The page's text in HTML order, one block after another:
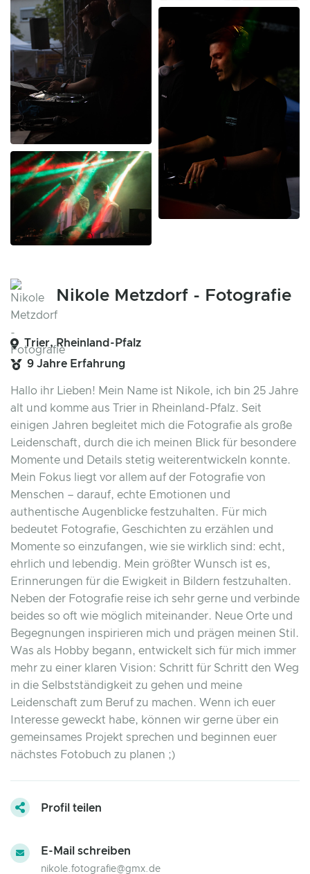
Nikole Metzdorf - Fotografie
Trier, Rheinland-Pfalz
9 Jahre Erfahrung
Hallo ihr Lieben! Mein Name ist Nikole, ich bin 25 Jahre
alt und komme aus Trier in Rheinland-Pfalz. Seit
einigen Jahren begleitet mich die Fotografie als große
Leidenschaft, durch die ich meinen Blick für besondere
Momente und Details stetig weiterentwickeln konnte.
Mein Fokus liegt vor allem auf der Fotografie von
Menschen – darauf, echte Emotionen und
authentische Augenblicke festzuhalten. Für mich
bedeutet Fotografie, Geschichten zu erzählen und
Momente so einzufangen, wie sie wirklich sind: echt,
ehrlich und lebendig. Mein größter Wunsch ist es,
Erinnerungen für die Ewigkeit in Bildern festzuhalten.
Neben der Fotografie reise ich sehr gerne und verbinde
beides so oft wie möglich miteinander. Neue Orte und
Begegnungen inspirieren mich und prägen meinen Stil.
Was als Hobby begann, entwickelt sich für mich immer
mehr zu einer klaren Vision: Schritt für Schritt den Weg
in die Selbstständigkeit zu gehen und meine
Leidenschaft zum Beruf zu machen. Wenn ich euer
Interesse geweckt habe, können wir gerne über ein
gemeinsames Projekt sprechen und beginnen euer
nächstes Fotobuch zu planen ;)
Profil teilen
E-Mail schreiben
nikole.fotografie@gmx.de